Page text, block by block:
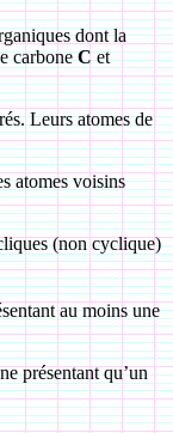
dont la
carboneCet
Leurs atomes de
atomes voisins
(non cyclique)
au moins une
présentant qu’un